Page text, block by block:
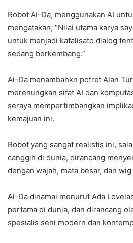
Robot Ai-Da, menggunakan AI
mengatakan; “Nilai utama karya
untuk menjadi katalisato dialog
sedang berkembang.”
Ai-Da menambahkn potret Alan
merenungkan sifat AI dan
seraya mempertimbangkan
kemajuan ini.
Robot yang sangat realistis ini,
canggih di dunia, dirancang
dengan wajah, mata besar, dan
Ai-Da dinamai menurut Ada
pertama di dunia, dan dirancang
spesialis seni modern dan